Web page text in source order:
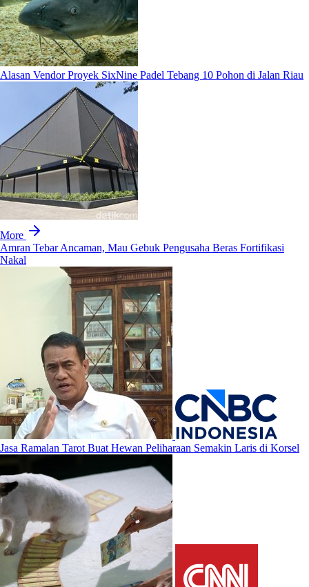
Alasan Vendor Proyek SixNine Padel Tebang 10 Pohon di Jalan Riau
More
Amran Tebar Ancaman, Mau Gebuk Pengusaha Beras Fortifikasi
Nakal
Jasa Ramalan Tarot Buat Hewan Peliharaan Semakin Laris di Korsel